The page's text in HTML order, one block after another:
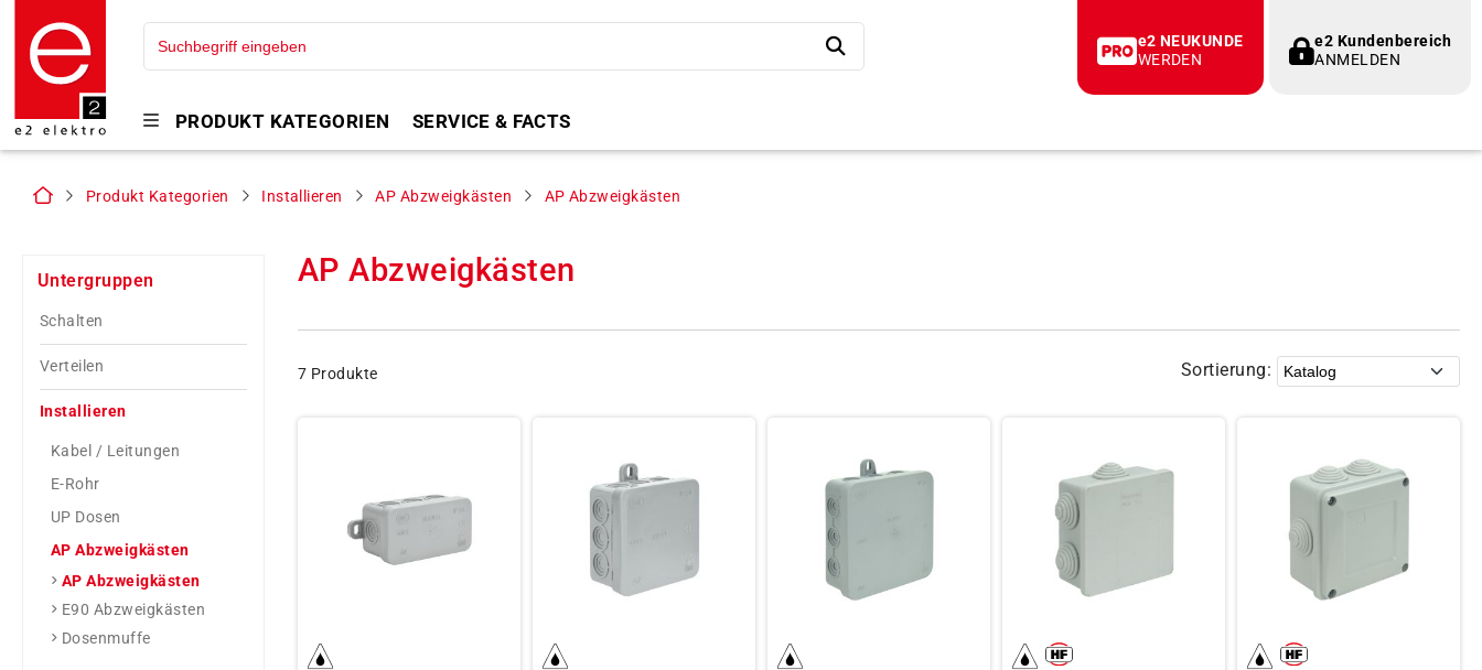
e2 Kundenbereich
ANMELDEN
e2 NEUKUNDE
WERDEN
PRODUKT KATEGORIEN SERVICE & FACTS
Produkt Kategorien Installieren AP Abzweigkästen AP Abzweigkästen
Untergruppen
Schalten
Verteilen
Installieren
Kabel / Leitungen
E-Rohr
UP Dosen
AP Abzweigkästen
AP Abzweigkästen
E90 Abzweigkästen
Dosenmuffe
AP Abzweigkästen
7 Produkte Sortierung: